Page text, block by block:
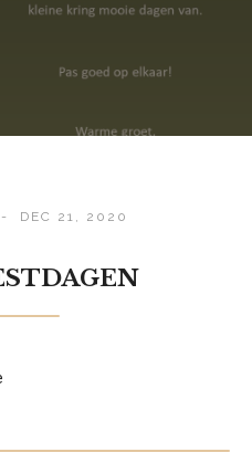
- DEC 21, 2020